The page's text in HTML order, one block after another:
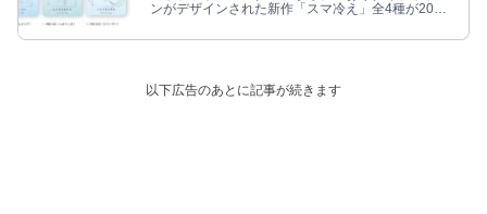
ンがデザインされた新作「スマ冷え」全4種が2026
以下広告のあとに記事が続きます